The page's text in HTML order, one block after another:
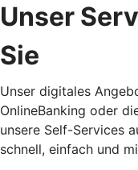
Unser
Sie
Unser digitales
OnlineBanking oder
unsere Self-Services
schnell, einfach und